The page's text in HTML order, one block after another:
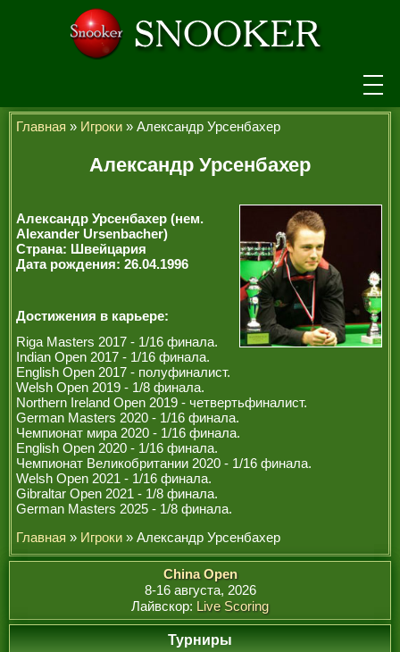
НОВОСТИ
ТУРНИРЫ
ИГРОКИ
СЕНЧУРИ БРЕЙКИ
МАКСИМАЛЬНЫЕ БРЕЙКИ
ЧЕМПИОНЫ МИРА
ЛЕГЕНДЫ СНУКЕРА
РЕФЕРИ
Главная » Игроки » Александр Урсенбахер
Александр Урсенбахер
Александр Урсенбахер (нем.
Alexander Ursenbacher)
Страна: Швейцария
Дата рождения: 26.04.1996
Достижения в карьере:
Riga Masters 2017 - 1/16 финала.
Indian Open 2017 - 1/16 финала.
English Open 2017 - полуфиналист.
Welsh Open 2019 - 1/8 финала.
Northern Ireland Open 2019 - четвертьфиналист.
German Masters 2020 - 1/16 финала.
Чемпионат мира 2020 - 1/16 финала.
English Open 2020 - 1/16 финала.
Чемпионат Великобритании 2020 - 1/16 финала.
Welsh Open 2021 - 1/16 финала.
Gibraltar Open 2021 - 1/8 финала.
German Masters 2025 - 1/8 финала.
Главная » Игроки » Александр Урсенбахер
China Open
8-16 августа, 2026
Лайвскор: Live Scoring
Турниры